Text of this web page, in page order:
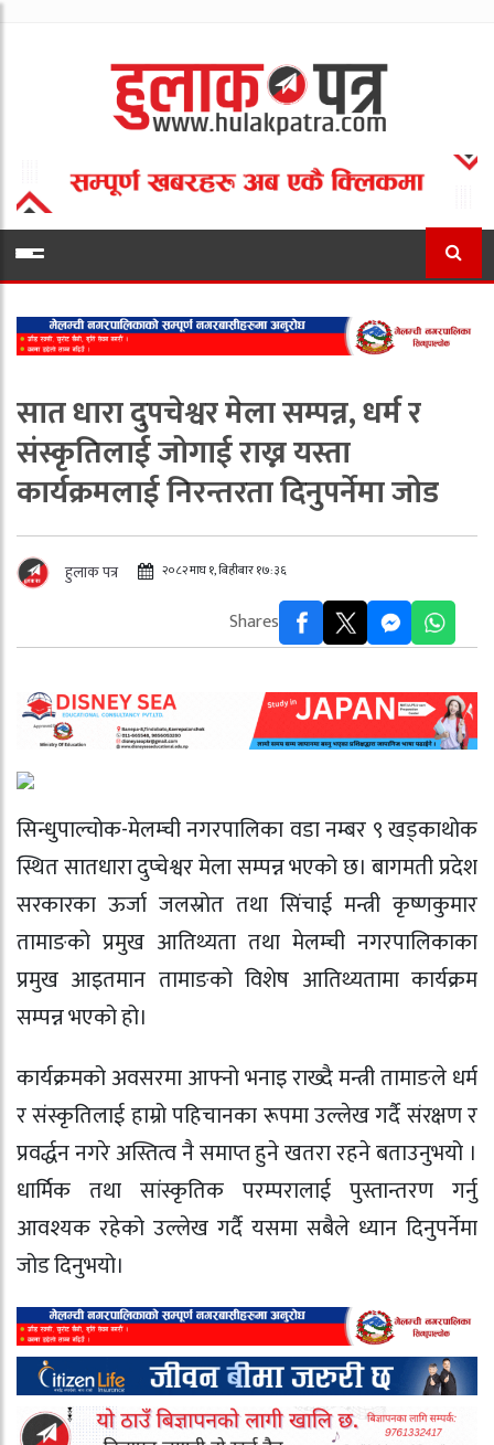
सात धारा दुपचेश्वर मेला सम्पन्न, धर्म र
संस्कृतिलाई जोगाई राख्न यस्ता
कार्यक्रमलाई निरन्तरता दिनुपर्नेमा जोड
हुलाक पत्र २०८२ माघ १, बिहीबार १७:३६
Shares
सिन्धुपाल्चोक-मेलम्ची नगरपालिका वडा नम्बर ९ खड्काथोक
स्थित सातधारा दुप्चेश्वर मेला सम्पन्न भएको छ। बागमती प्रदेश
सरकारका ऊर्जा जलस्रोत तथा सिंचाई मन्त्री कृष्णकुमार
तामाङको प्रमुख आतिथ्यता तथा मेलम्ची नगरपालिकाका
प्रमुख आइतमान तामाङको विशेष आतिथ्यतामा कार्यक्रम
सम्पन्न भएको हो।
कार्यक्रमको अवसरमा आफ्नो भनाइ राख्दै मन्त्री तामाङले धर्म
र संस्कृतिलाई हाम्रो पहिचानका रूपमा उल्लेख गर्दै संरक्षण र
प्रवर्द्धन नगरे अस्तित्व नै समाप्त हुने खतरा रहने बताउनुभयो ।
धार्मिक तथा सांस्कृतिक परम्परालाई पुस्तान्तरण गर्नु
आवश्यक रहेको उल्लेख गर्दै यसमा सबैले ध्यान दिनुपर्नेमा
जोड दिनुभयो।